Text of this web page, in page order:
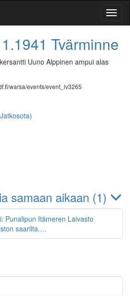
Tvärminne
Uuno Alppinen ampui alas
warsa/events/event_lv3265
samaan aikaan (1)
Punalipun Itämeren Laivasto
saarilta.…